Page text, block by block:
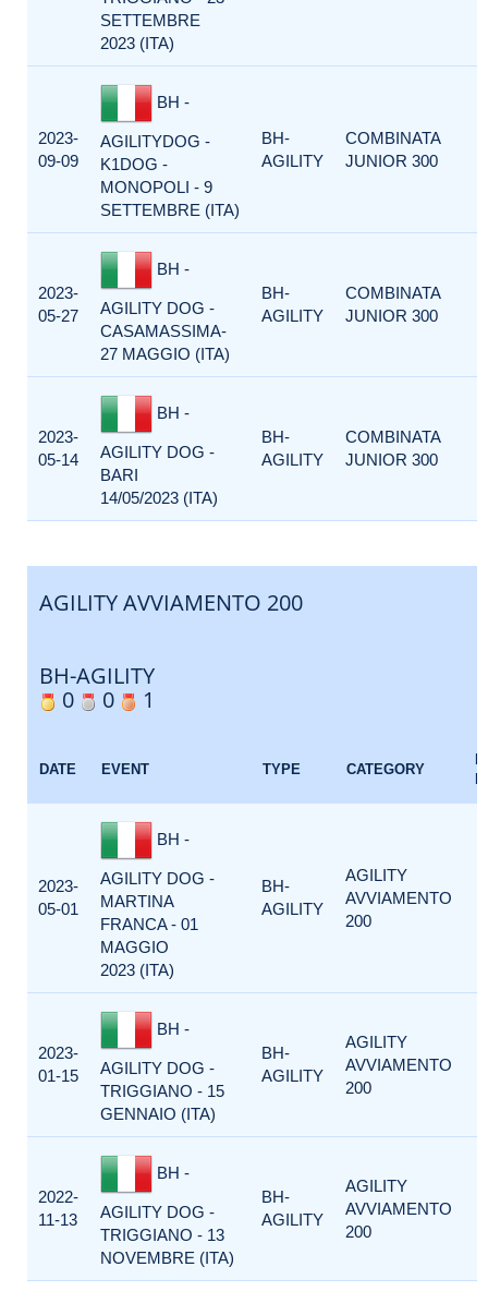
SETTEMBRE
2023 (ITA)
2023-
09-09
BH -
AGILITYDOG -
K1DOG -
MONOPOLI - 9
SETTEMBRE (ITA)
BH-
AGILITY
COMBINATA
JUNIOR 300
2023-
05-27
BH -
AGILITY DOG -
CASAMASSIMA-
27 MAGGIO (ITA)
BH-
AGILITY
COMBINATA
JUNIOR 300
2023-
05-14
BH -
AGILITY DOG -
BARI
14/05/2023 (ITA)
BH-
AGILITY
COMBINATA
JUNIOR 300
AGILITY AVVIAMENTO 200
BH-AGILITY
0
0 1
DATE EVENT TYPE CATEGORY
2023-
05-01
BH -
AGILITY DOG -
MARTINA
FRANCA - 01
MAGGIO
2023 (ITA)
BH-
AGILITY
AGILITY
AVVIAMENTO
200
2023-
01-15
BH -
AGILITY DOG -
TRIGGIANO - 15
GENNAIO (ITA)
BH-
AGILITY
AGILITY
AVVIAMENTO
200
2022-
11-13
BH -
AGILITY DOG -
TRIGGIANO - 13
NOVEMBRE (ITA)
BH-
AGILITY
AGILITY
AVVIAMENTO
200